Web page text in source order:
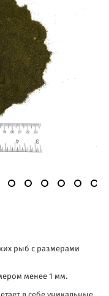
рыб с размерами
менее 1 мм.